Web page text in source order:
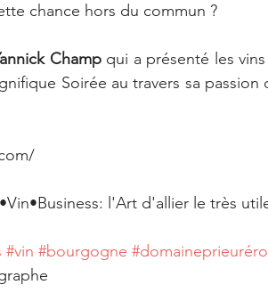
chance hors du commun ?
Champ qui a présenté les
Soirée au travers sa
l'Art d'allier le très
#vin #bourgogne